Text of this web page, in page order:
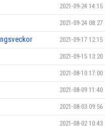
2021-09-24 14:15
2021-09-24 08:27
2021-09-17 12:15
2021-09-15 13:20
2021-08-10 17:00
2021-08-09 11:40
2021-08-03 09:56
2021-08-02 10:43